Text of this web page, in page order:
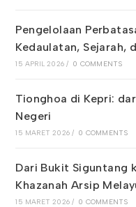
Pengelolaan
Kedaulatan, Sejarah,
15 APRIL 2026 / 0 COMMENTS
Tionghoa di Kepri:
Negeri
15 MARET 2026 / 0 COMMENTS
Dari Bukit Siguntang
Khazanah Arsip
15 MARET 2026 / 0 COMMENTS